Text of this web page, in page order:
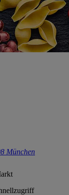
München